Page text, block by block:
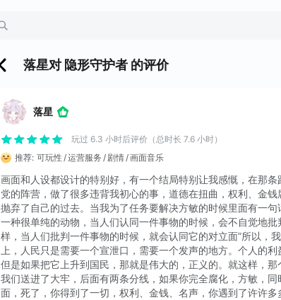
落星对 隐形守护者 的评价
落星
玩过 6.3 小时后评价（总时长 7.6 小时）
推荐: 可玩性 运营服务 剧情 画面音乐
画面和人设都设计的特别好，有一个结局特别让我感慨，在那
党的阵营，做了很多违背我初心的事，道德在扭曲，权利、金
抛弃了自己的过去。当我为了任务要解决方敏的时候里面有一句
一种很单纯的动物，当人们认同一件事物的时候，会不自觉地
样，当人们批判一件事物的时候，就会认同它的对立面”所以，
上，人民只是需要一个宣泄口，需要一个发声的地方。个人的利
但是如果把它上升到国民，那就是伟大的，正义的。就这样，
我们送进了大牢，后面有两条分线，如果你完全腐化，方敏，
面，死了，你得到了一切，权利、金钱、名声，你遇到了许许多